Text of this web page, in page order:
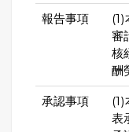
報告事項
審
核
酬
承認事項
表